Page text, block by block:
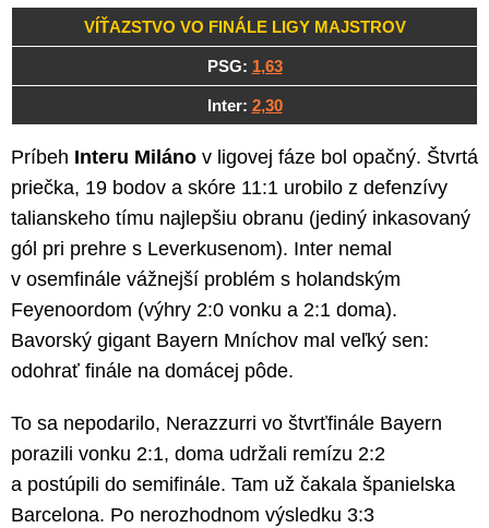
VÍŤAZSTVO VO FINÁLE LIGY MAJSTROV
PSG: 1,63
Inter: 2,30
Príbeh Interu Miláno v ligovej fáze bol opačný. Štvrtá
priečka, 19 bodov a skóre 11:1 urobilo z defenzívy
talianskeho tímu najlepšiu obranu (jediný inkasovaný
gól pri prehre s Leverkusenom). Inter nemal
v osemfinále vážnejší problém s holandským
Feyenoordom (výhry 2:0 vonku a 2:1 doma).
Bavorský gigant Bayern Mníchov mal veľký sen:
odohrať finále na domácej pôde.
To sa nepodarilo, Nerazzurri vo štvrťfinále Bayern
porazili vonku 2:1, doma udržali remízu 2:2
a postúpili do semifinále. Tam už čakala španielska
Barcelona. Po nerozhodnom výsledku 3:3